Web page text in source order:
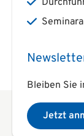
Bleiben Sie
Jetzt